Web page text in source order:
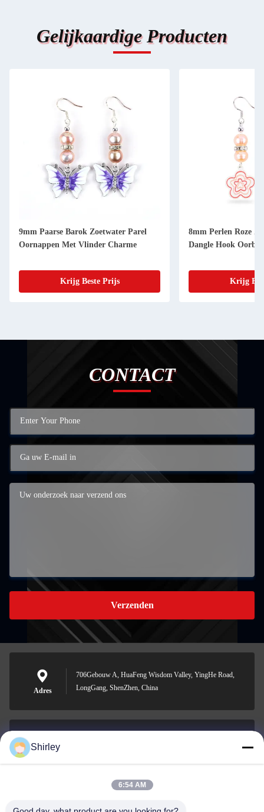
Gelijkaardige Producten
9mm Paarse Barok Zoetwater Parel
Oornappen Met Vlinder Charme
Krijg Beste Prijs
8mm Perlen Roze
Dangle Hook
Krijg
CONTACT
Verzenden
Adres
706Gebouw A, HuaFeng Wisdom Valley, YingHe Road,
LongGang, ShenZhen, China
Shirley
6:54 AM